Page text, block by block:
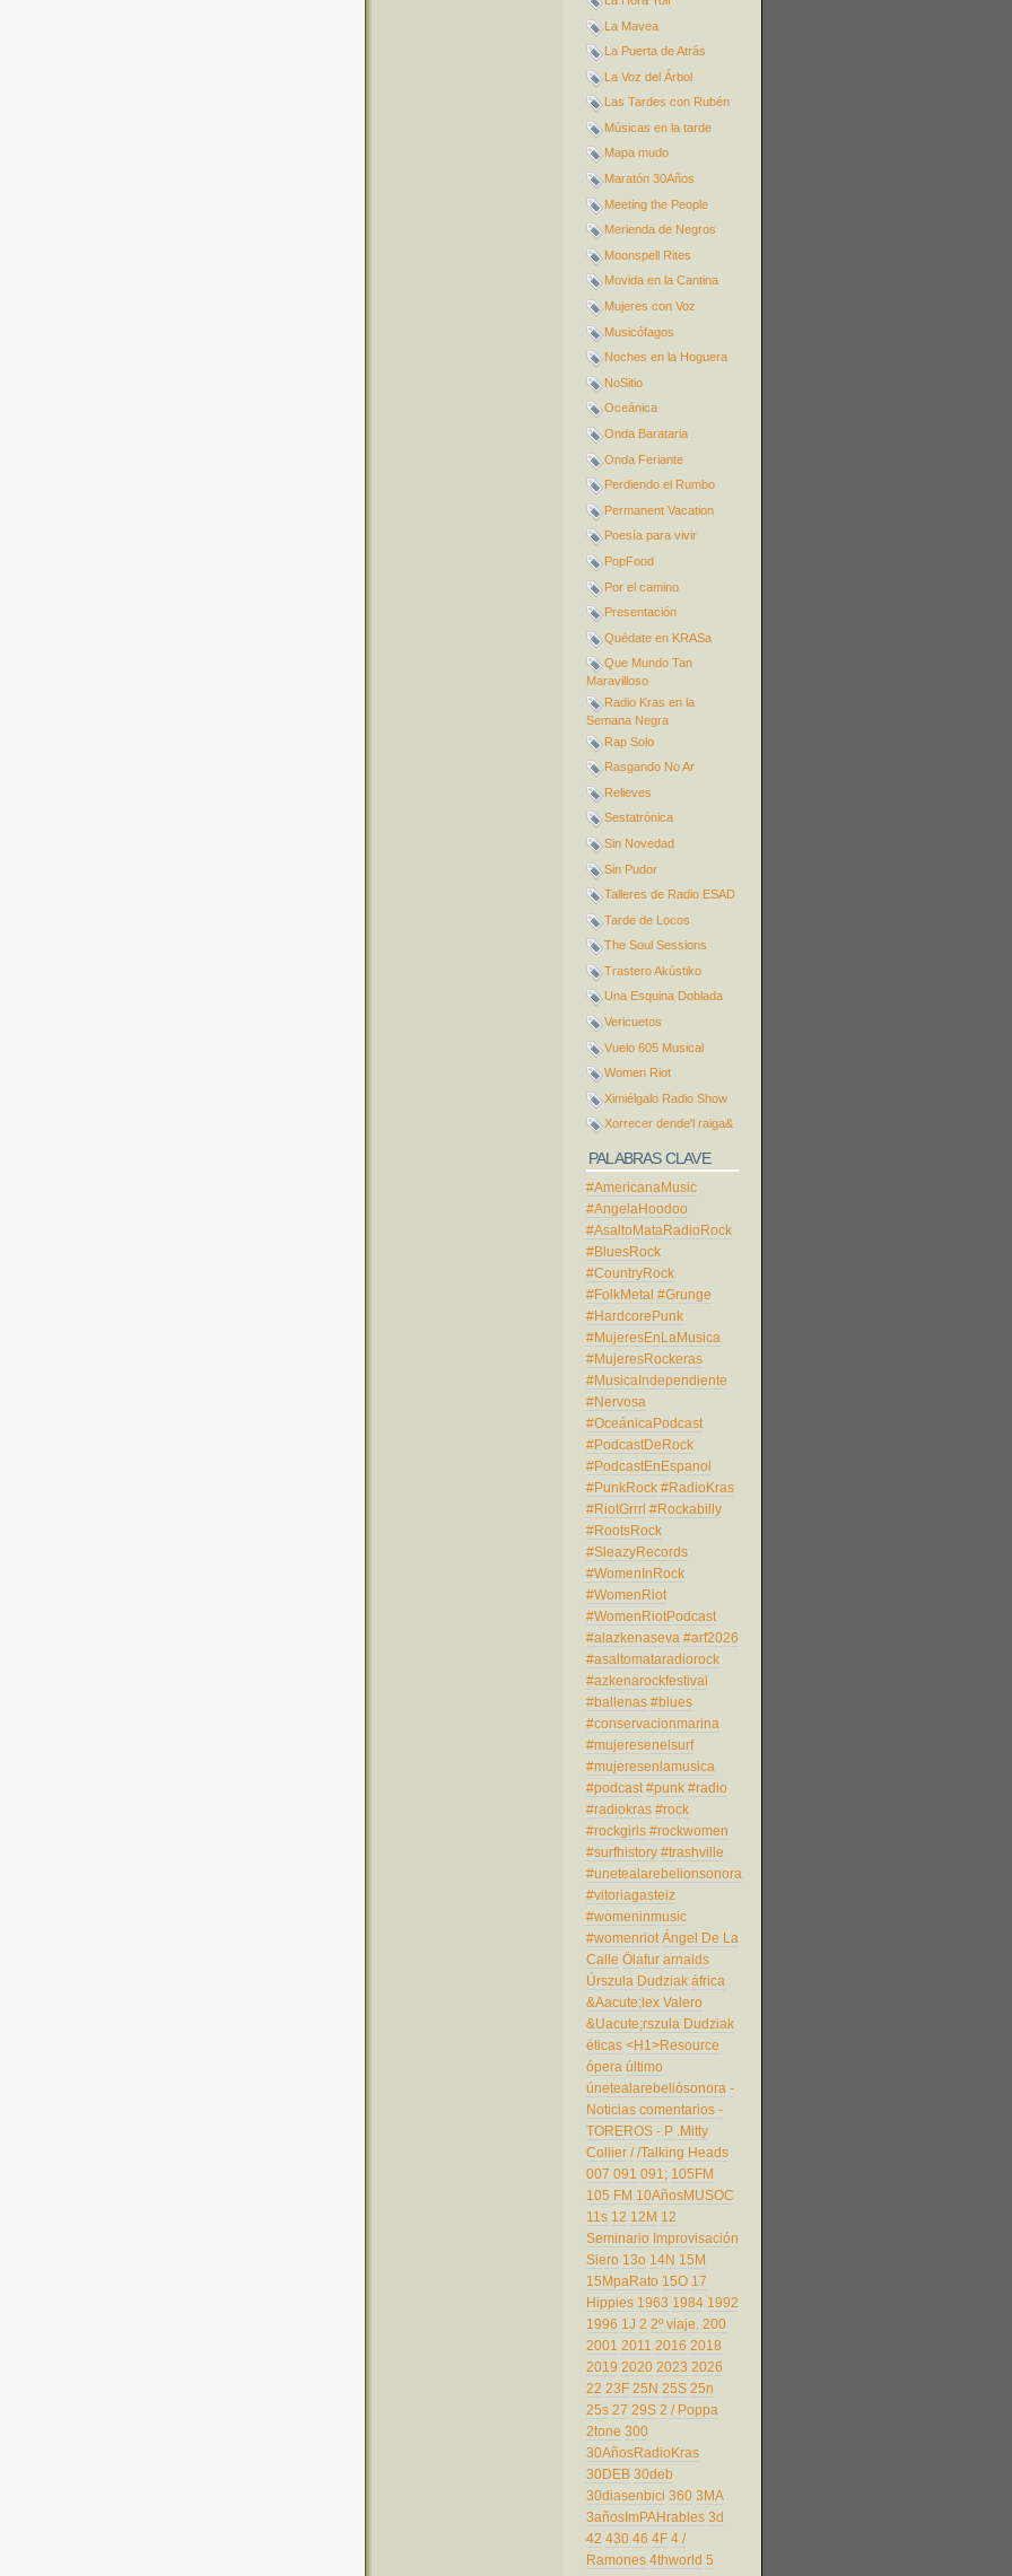
La Mavea
La Puerta de Atrás
La Voz del Árbol
Las Tardes con Rubén
Músicas en la tarde
Mapa mudo
Maratón 30Años
Meeting the People
Merienda de Negros
Moonspell Rites
Movida en la Cantina
Mujeres con Voz
Musicófagos
Noches en la Hoguera
NoSitio
Oceánica
Onda Barataria
Onda Feriante
Perdiendo el Rumbo
Permanent Vacation
Poesía para vivir
PopFood
Por el camino
Presentación
Quédate en KRASa
Que Mundo Tan
Maravilloso
Radio Kras en la
Semana Negra
Rap Solo
Rasgando No Ar
Relieves
Sestatrónica
Sin Novedad
Sin Pudor
Talleres de Radio ESAD
Tarde de Locos
The Soul Sessions
Trastero Akústiko
Una Esquina Doblada
Vericuetos
Vuelo 605 Musical
Women Riot
Ximiélgalo Radio Show
Xorrecer dende'l raiga&
PALABRAS CLAVE
#AmericanaMusic
#AngelaHoodoo
#AsaltoMataRadioRock
#BluesRock
#CountryRock
#FolkMetal #Grunge
#HardcorePunk
#MujeresEnLaMusica
#MujeresRockeras
#MusicaIndependiente
#Nervosa
#OceánicaPodcast
#PodcastDeRock
#PodcastEnEspanol
#PunkRock #RadioKras
#RiotGrrrl #Rockabilly
#RootsRock
#SleazyRecords
#WomenInRock
#WomenRiot
#WomenRiotPodcast
#alazkenaseva #arf2026
#asaltomataradiorock
#azkenarockfestival
#ballenas #blues
#conservacionmarina
#mujeresenelsurf
#mujeresenlamusica
#podcast #punk #radio
#radiokras #rock
#rockgirls #rockwomen
#surfhistory #trashville
#unetealarebelionsonora
#vitoriagasteiz
#womeninmusic
#womenriot Ángel De La
Calle Ölafur arnalds
Úrszula Dudziak áfrica
&Aacute;lex Valero
&Uacute;rszula Dudziak
éticas <H1>Resource
ópera último
únetealarebeliósonora -
Noticias comentarios -
TOREROS - P .Mitty
Collier / /Talking Heads
007 091 091; 105FM
105 FM 10AñosMUSOC
11s 12 12M 12
Seminario Improvisación
Siero 13o 14N 15M
15MpaRato 15O 17
Hippies 1963 1984 1992
1996 1J 2 2º viaje. 200
2001 2011 2016 2018
2019 2020 2023 2026
22 23F 25N 25S 25n
25s 27 29S 2 / Poppa
2tone 300
30AñosRadioKras
30DEB 30deb
30diasenbici 360 3MA
3añosImPAHrables 3d
42 430 46 4F 4 /
Ramones 4thworld 5